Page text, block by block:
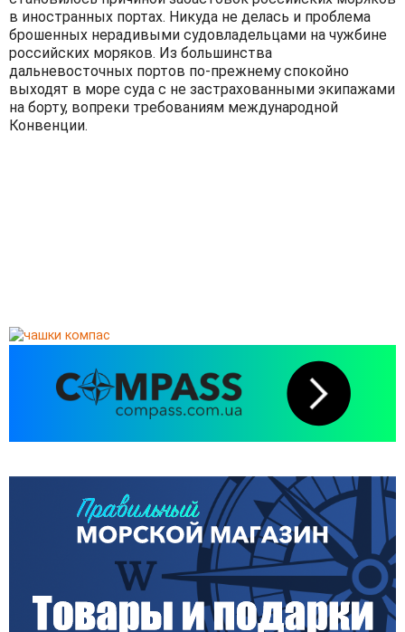
в иностранных портах. Никуда не делась и проблема
брошенных нерадивыми судовладельцами на чужбине
российских моряков. Из большинства
дальневосточных портов по-прежнему спокойно
выходят в море суда с не застрахованными экипажами
на борту, вопреки требованиям международной
Конвенции.